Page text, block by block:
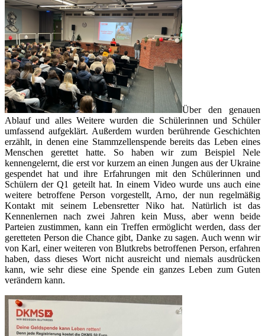
Über den genauen
Ablauf und alles Weitere wurden die Schülerinnen und Schüler
umfassend aufgeklärt. Außerdem wurden berührende Geschichten
erzählt, in denen eine Stammzellenspende bereits das Leben eines
Menschen gerettet hatte. So haben wir zum Beispiel Nele
kennengelernt, die erst vor kurzem an einen Jungen aus der Ukraine
gespendet hat und ihre Erfahrungen mit den Schülerinnen und
Schülern der Q1 geteilt hat. In einem Video wurde uns auch eine
weitere betroffene Person vorgestellt, Arno, der nun regelmäßig
Kontakt mit seinem Lebensretter Niko hat. Natürlich ist das
Kennenlernen nach zwei Jahren kein Muss, aber wenn beide
Parteien zustimmen, kann ein Treffen ermöglicht werden, dass der
geretteten Person die Chance gibt, Danke zu sagen. Auch wenn wir
von Karl, einer weiteren von Blutkrebs betroffenen Person, erfahren
haben, dass dieses Wort nicht ausreicht und niemals ausdrücken
kann, wie sehr diese eine Spende ein ganzes Leben zum Guten
verändern kann.